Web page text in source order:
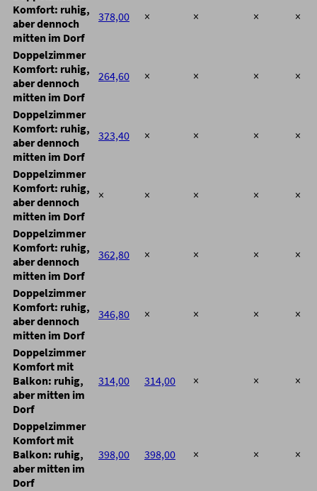
Komfort: ruhig,
aber dennoch
mitten im Dorf
378,00 × × × ×
Doppelzimmer
Komfort: ruhig,
aber dennoch
mitten im Dorf
264,60 × × × ×
Doppelzimmer
Komfort: ruhig,
aber dennoch
mitten im Dorf
323,40 × × × ×
Doppelzimmer
Komfort: ruhig,
aber dennoch
mitten im Dorf
× × × × ×
Doppelzimmer
Komfort: ruhig,
aber dennoch
mitten im Dorf
362,80 × × × ×
Doppelzimmer
Komfort: ruhig,
aber dennoch
mitten im Dorf
346,80 × × × ×
Doppelzimmer
Komfort mit
Balkon: ruhig,
aber mitten im
Dorf
314,00 314,00 × × ×
Doppelzimmer
Komfort mit
Balkon: ruhig,
aber mitten im
Dorf
398,00 398,00 × × ×